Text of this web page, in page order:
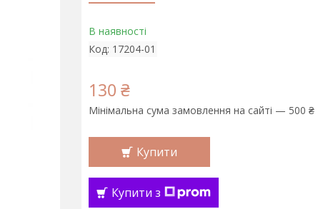
В наявності
Код: 17204-01
130 ₴
Мінімальна сума замовлення на сайті — 500 ₴
Купити
Купити з